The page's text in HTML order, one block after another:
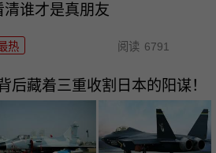
清谁才是真朋友
热 阅读 6791
后藏着三重收割日本的阳谋！